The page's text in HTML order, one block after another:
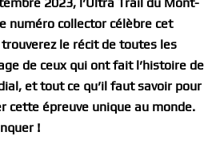
numéro collector célèbre cet
le récit de toutes les
de ceux qui ont fait l’histoire de
et tout ce qu’il faut savoir pour
cette épreuve unique au monde.
!